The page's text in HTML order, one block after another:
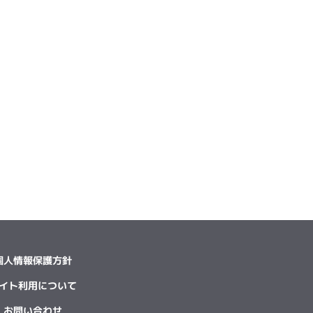
人情報保護方針
ト利用について
お問い合わせ